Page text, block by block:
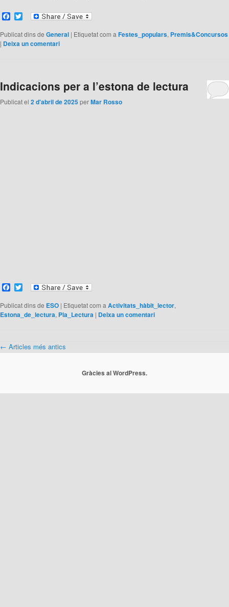
Facebook
Twitter
Publicat dins de General | Etiquetat com a Festes_populars, Premis&Concursos
| Deixa un comentari
Indicacions per a l’estona de lectura
Publicat el 2 d'abril de 2025perMar Rosso
Facebook
Twitter
Publicat dins de ESO | Etiquetat com a Activitats_hàbit_lector,
Estona_de_lectura, Pla_Lectura | Deixa un comentari
Navegació
← Articles més antics
Gràcies al WordPress.